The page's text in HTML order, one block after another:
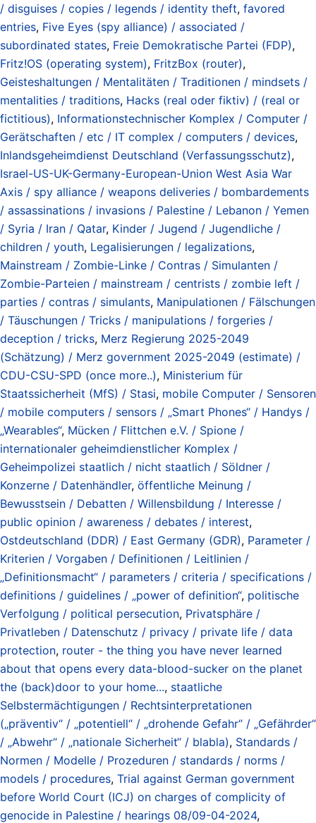
/ disguises / copies / legends / identity theft, favored
entries, Five Eyes (spy alliance) / associated /
subordinated states, Freie Demokratische Partei (FDP),
Fritz!OS (operating system), FritzBox (router),
Geisteshaltungen / Mentalitäten / Traditionen / mindsets /
mentalities / traditions, Hacks (real oder fiktiv) / (real or
fictitious), Informationstechnischer Komplex / Computer /
Gerätschaften / etc / IT complex / computers / devices,
Inlandsgeheimdienst Deutschland (Verfassungsschutz),
Israel-US-UK-Germany-European-Union West Asia War
Axis / spy alliance / weapons deliveries / bombardements
/ assassinations / invasions / Palestine / Lebanon / Yemen
/ Syria / Iran / Qatar, Kinder / Jugend / Jugendliche /
children / youth, Legalisierungen / legalizations,
Mainstream / Zombie-Linke / Contras / Simulanten /
Zombie-Parteien / mainstream / centrists / zombie left /
parties / contras / simulants, Manipulationen / Fälschungen
/ Täuschungen / Tricks / manipulations / forgeries /
deception / tricks, Merz Regierung 2025-2049
(Schätzung) / Merz government 2025-2049 (estimate) /
CDU-CSU-SPD (once more..), Ministerium für
Staatssicherheit (MfS) / Stasi, mobile Computer / Sensoren
/ mobile computers / sensors / „Smart Phones“ / Handys /
„Wearables“, Mücken / Flittchen e.V. / Spione /
internationaler geheimdienstlicher Komplex /
Geheimpolizei staatlich / nicht staatlich / Söldner /
Konzerne / Datenhändler, öffentliche Meinung /
Bewusstsein / Debatten / Willensbildung / Interesse /
public opinion / awareness / debates / interest,
Ostdeutschland (DDR) / East Germany (GDR), Parameter /
Kriterien / Vorgaben / Definitionen / Leitlinien /
„Definitionsmacht“ / parameters / criteria / specifications /
definitions / guidelines / „power of definition“, politische
Verfolgung / political persecution, Privatsphäre /
Privatleben / Datenschutz / privacy / private life / data
protection, router - the thing you have never learned
about that opens every data-blood-sucker on the planet
the (back)door to your home..., staatliche
Selbstermächtigungen / Rechtsinterpretationen
(„präventiv“ / „potentiell“ / „drohende Gefahr“ / „Gefährder“
/ „Abwehr“ / „nationale Sicherheit“ / blabla), Standards /
Normen / Modelle / Prozeduren / standards / norms /
models / procedures, Trial against German government
before World Court (ICJ) on charges of complicity of
genocide in Palestine / hearings 08/09-04-2024,